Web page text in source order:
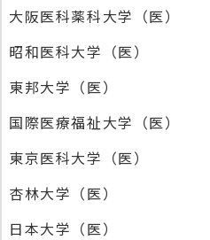
大阪医科薬科大学（医）
昭和医科大学（医）
東邦大学（医）
国際医療福祉大学（医）
東京医科大学（医）
杏林大学（医）
日本大学（医）